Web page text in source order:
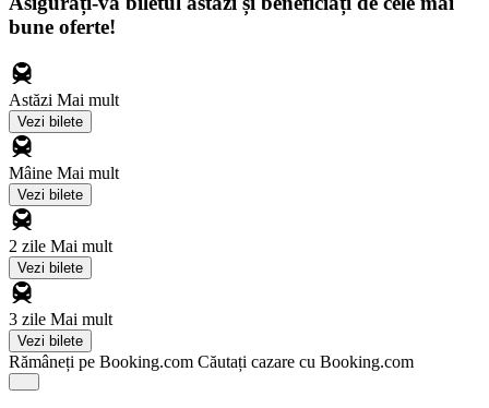
bune oferte!
Astăzi Mai mult
Vezi bilete
Mâine Mai mult
Vezi bilete
2 zile Mai mult
Vezi bilete
3 zile Mai mult
Vezi bilete
Rămâneți pe Booking.com Căutați cazare cu Booking.com